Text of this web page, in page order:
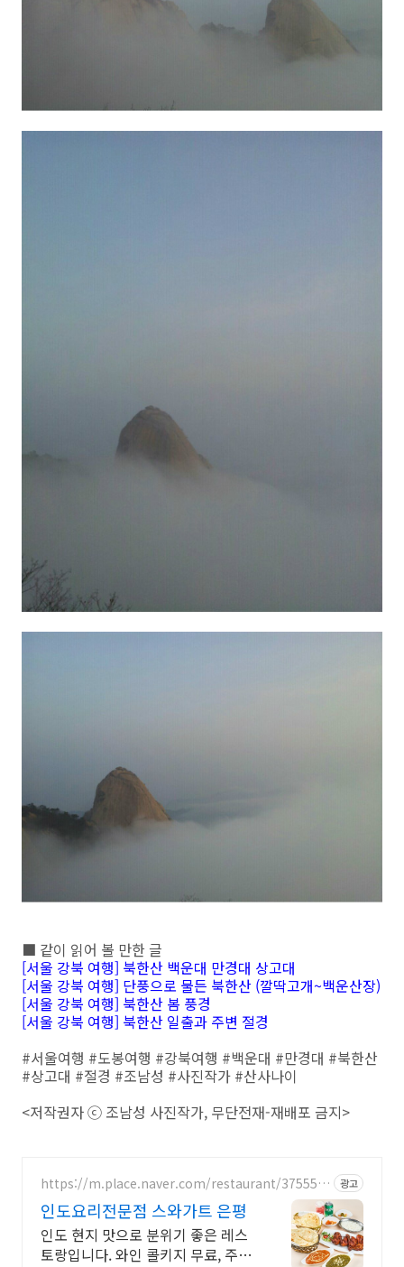
■ 같이 읽어 볼 만한 글
[서울 강북 여행] 북한산 백운대 만경대 상고대
[서울 강북 여행] 단풍으로 물든 북한산 (깔딱고개~백운산장)
[서울 강북 여행] 북한산 봄 풍경
[서울 강북 여행] 북한산 일출과 주변 절경
#서울여행 #도봉여행 #강북여행 #백운대 #만경대 #북한산
#상고대 #절경 #조남성 #사진작가 #산사나이
<저작권자 ⓒ 조남성 사진작가, 무단전재-재배포 금지>
https://m.place.naver.com/restaurant/375554
광고
인도요리전문점 스와가트 은평
인도 현지 맛으로 분위기 좋은 레스
토랑입니다. 와인 콜키지 무료, 주차